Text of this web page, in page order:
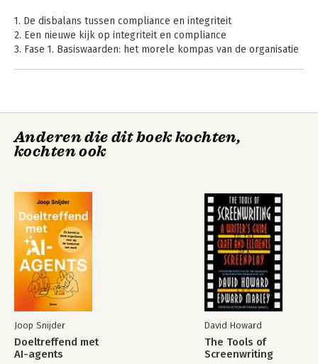
1. De disbalans tussen compliance en integriteit
2. Een nieuwe kijk op integriteit en compliance
3. Fase 1. Basiswaarden: het morele kompas van de organisatie
9. Een effectievere invulling van de rol van compliance officer
10. Nu of nooit!
Bijlage 2: Het normenkader trainen
Sure!-ontwikkelmodel voor een duurzaam integere organisatie
Literatuur
Over de auteur
Dankwoord
Anderen die dit boek kochten,
kochten ook
Joop Snijder
Doeltreffend met
AI-agents
David Howard
The Tools of
Screenwriting